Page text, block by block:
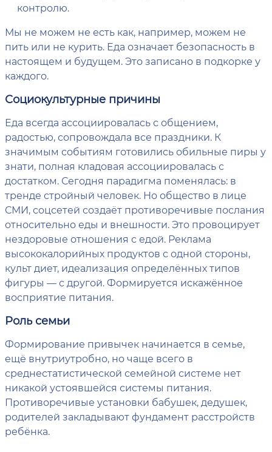
контролю.
Мы не можем не есть как, например, можем не
пить или не курить. Еда означает безопасность в
настоящем и будущем. Это записано в подкорке у
каждого.
Социокультурные причины
Еда всегда ассоциировалась с общением,
радостью, сопровождала все праздники. К
значимым событиям готовились обильные пиры у
знати, полная кладовая ассоциировалась с
достатком. Сегодня парадигма поменялась: в
тренде стройный человек. Но общество в лице
СМИ, соцсетей создаёт противоречивые послания
относительно еды и внешности. Это провоцирует
нездоровые отношения с едой. Реклама
высококалорийных продуктов с одной стороны,
культ диет, идеализация определённых типов
фигуры — с другой. Формируется искажённое
восприятие питания.
Роль семьи
Формирование привычек начинается в семье,
ещё внутриутробно, но чаще всего в
среднестатистической семейной системе нет
никакой устоявшейся системы питания.
Противоречивые установки бабушек, дедушек,
родителей закладывают фундамент расстройств
ребёнка.